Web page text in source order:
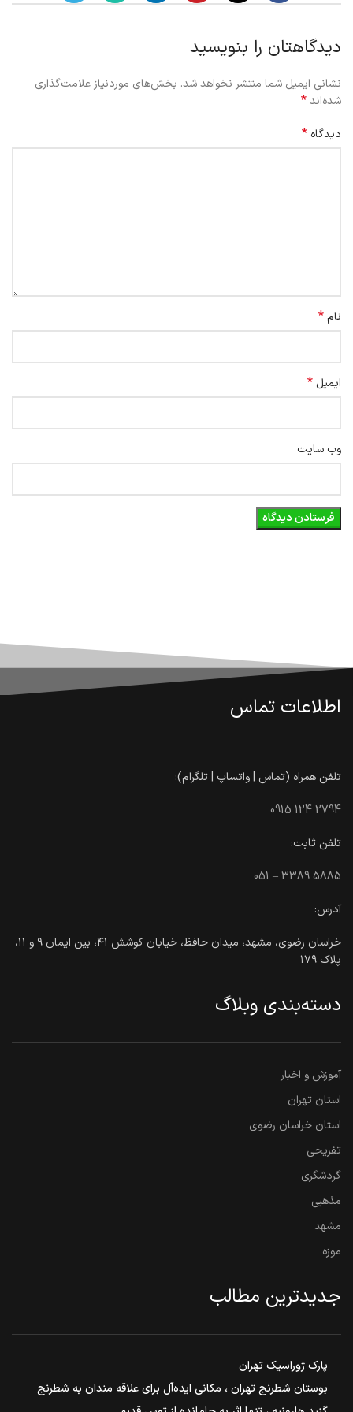
دیدگاهتان را بنویسید
نشانی ایمیل شما منتشر نخواهد شد. بخش‌های موردنیاز علامت‌گذاری
شده‌اند*
دیدگاه *
نام*
ایمیل *
وب‌ سایت
اطلاعات تماس
تلفن همراه (تماس | واتساپ | تلگرام):
0915 124 2794
تلفن ثابت:
051 – 3389 5885
آدرس:
خراسان رضوی، مشهد، میدان حافظ، خیابان کوشش ۴۱، بین ایمان ۹ و ۱۱،
پلاک ۱۷۹
دسته‌بندی وبلاگ
آموزش و اخبار
استان تهران
استان خراسان رضوی
تفریحی
گردشگری
مذهبی
مشهد
موزه
جدیدترین مطالب
پارک ژوراسیک تهران
بوستان شطرنج تهران ، مکانی ایده‌آل برای علاقه مندان به شطرنج